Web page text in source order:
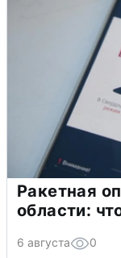
Ракетная
области:
6 августа 0